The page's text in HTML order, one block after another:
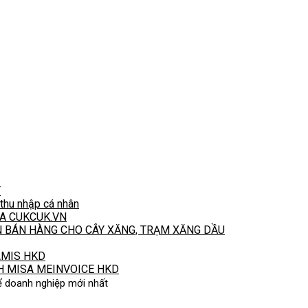
nhập cá nhân
CUKCUK.VN
HÀNG CHO CÂY XĂNG, TRẠM XĂNG DẦU
HKD
MISA MEINVOICE HKD
doanh nghiệp mới nhất